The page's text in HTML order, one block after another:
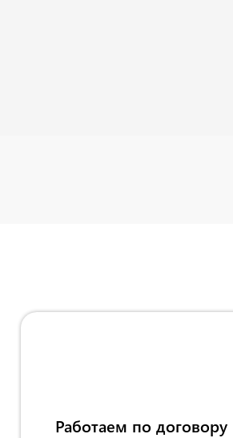
Работаем по договору